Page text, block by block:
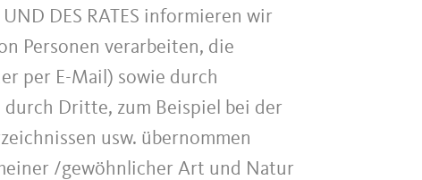
UND DES RATES informieren wir
Personen verarbeiten, die
per E-Mail) sowie durch
Dritte, zum Beispiel bei der
usw. übernommen
/gewöhnlicher Art und Natur